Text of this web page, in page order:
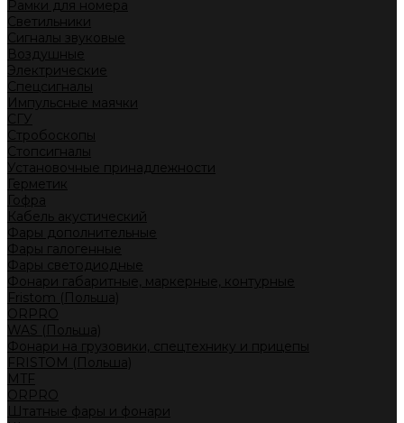
Рамки для номера
Светильники
Сигналы звуковые
Воздушные
Электрические
Спецсигналы
Импульсные маячки
СГУ
Стробоскопы
Стопсигналы
Установочные принадлежности
Герметик
Гофра
Кабель акустический
Фары дополнительные
Фары галогенные
Фары светодиодные
Фонари габаритные, маркерные, контурные
Fristom (Польша)
ORPRO
WAS (Польша)
Фонари на грузовики, спецтехнику и прицепы
FRISTOM (Польша)
MTF
ORPRO
Штатные фары и фонари